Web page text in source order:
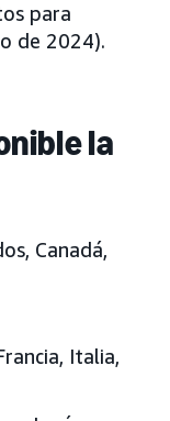
para
de 2024).
la
Canadá,
Italia,